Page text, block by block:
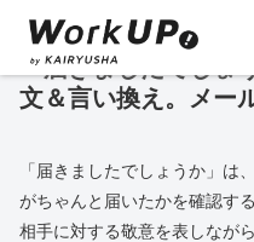
「届きましたでしょ
文＆言い換え。メー
「届きましたでしょうか」は
がちゃんと届いたかを確認す
相手に対する敬意を表しなが